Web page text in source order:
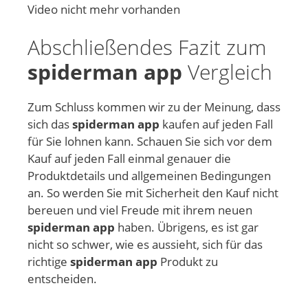
Video nicht mehr vorhanden
Abschließendes Fazit zum
spiderman app Vergleich
Zum Schluss kommen wir zu der Meinung, dass
sich dasspiderman app kaufen auf jeden Fall
für Sie lohnen kann. Schauen Sie sich vor dem
Kauf auf jeden Fall einmal genauer die
Produktdetails und allgemeinen Bedingungen
an. So werden Sie mit Sicherheit den Kauf nicht
bereuen und viel Freude mit ihrem neuen
spiderman app haben. Übrigens, es ist gar
nicht so schwer, wie es aussieht, sich für das
richtige spiderman app Produkt zu
entscheiden.